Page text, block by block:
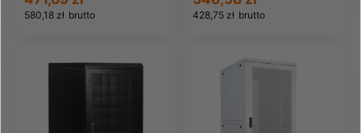
580,18 zł brutto 428,75 zł brutto